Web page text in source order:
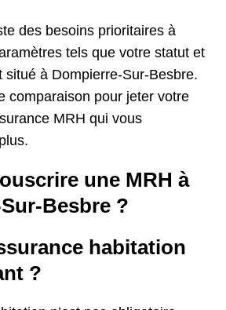
des besoins prioritaires à
tels que votre statut et
situé à Dompierre-Sur-Besbre.
comparaison pour jeter votre
MRH qui vous
une MRH à
Besbre ?
habitation
?